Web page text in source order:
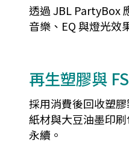
透過 JBL PartyBox
音樂、EQ 與燈光效
再生塑膠與
採用消費後回收塑
紙材與大豆油墨印
永續。